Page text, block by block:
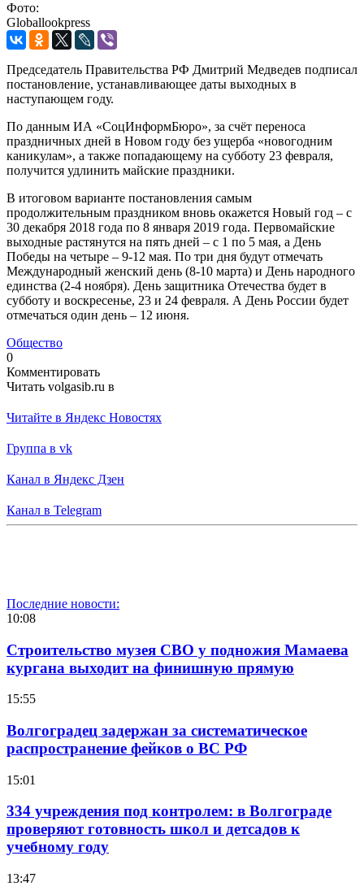
Фото:
Globallookpress
Председатель Правительства РФ Дмитрий Медведев подписал
постановление, устанавливающее даты выходных в
наступающем году.
По данным ИА «СоцИнформБюро», за счёт переноса
праздничных дней в Новом году без ущерба «новогодним
каникулам», а также попадающему на субботу 23 февраля,
получится удлинить майские праздники.
В итоговом варианте постановления самым
продолжительным праздником вновь окажется Новый год – с
30 декабря 2018 года по 8 января 2019 года. Первомайские
выходные растянутся на пять дней – с 1 по 5 мая, а День
Победы на четыре – 9-12 мая. По три дня будут отмечать
Международный женский день (8-10 марта) и День народного
единства (2-4 ноября). День защитника Отечества будет в
субботу и воскресенье, 23 и 24 февраля. А День России будет
отмечаться один день – 12 июня.
Общество
0
Комментировать
Читать volgasib.ru в
Читайте в Яндекс Новостях
Группа в vk
Канал в Яндекс Дзен
Канал в Telegram
Последние новости:
10:08
Строительство музея СВО у подножия Мамаева
кургана выходит на финишную прямую
15:55
Волгоградец задержан за систематическое
распространение фейков о ВС РФ
15:01
334 учреждения под контролем: в Волгограде
проверяют готовность школ и детсадов к
учебному году
13:47